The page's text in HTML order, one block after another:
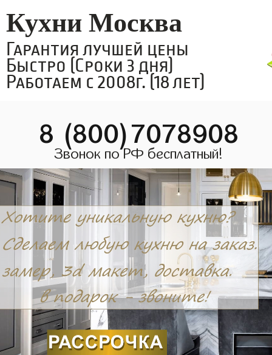
Кухни Москва
Гарантия лучшей цены
Быстро (Сроки 3 дня)
Работаем с 2008г. (18 лет)
8 (800)7078908
Звонок по РФ бесплатный!